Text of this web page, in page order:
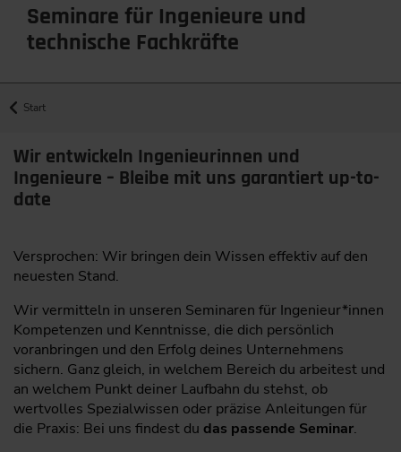
Seminare für Ingenieure und
technische Fachkräfte
Start
Wir entwickeln Ingenieurinnen und
Ingenieure – Bleibe mit uns garantiert up-to-
date
Versprochen: Wir bringen dein Wissen effektiv auf den
neuesten Stand.
Wir vermitteln in unseren Seminaren für Ingenieur*innen
Kompetenzen und Kenntnisse, die dich persönlich
voranbringen und den Erfolg deines Unternehmens
sichern. Ganz gleich, in welchem Bereich du arbeitest und
an welchem Punkt deiner Laufbahn du stehst, ob
wertvolles Spezialwissen oder präzise Anleitungen für
die Praxis: Bei uns findest du das passende Seminar.